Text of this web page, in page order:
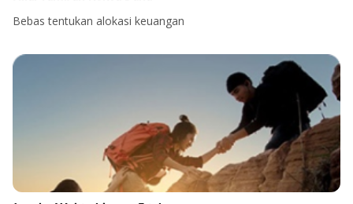
Bebas tentukan alokasi keuangan